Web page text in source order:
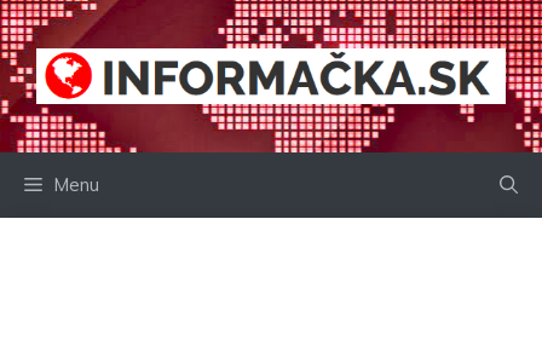
Preskočiť
na
obsah
Menu